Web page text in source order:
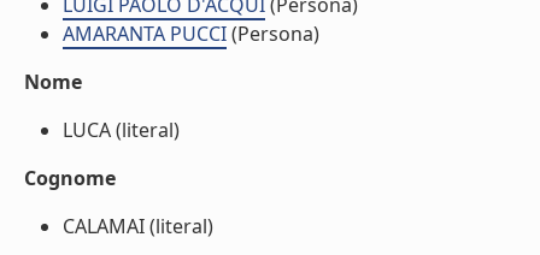
AMARANTA PUCCI(Persona)
Nome
LUCA (literal)
Cognome
CALAMAI (literal)